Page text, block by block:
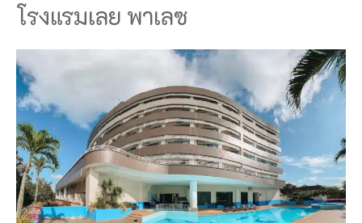
โรงแรมเลย พาเลซ